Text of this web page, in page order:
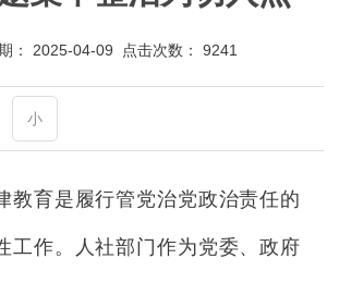
： 2025-04-09 点击次数： 9241
小
育是履行管党治党政治责任的
工作。人社部门作为党委、政府